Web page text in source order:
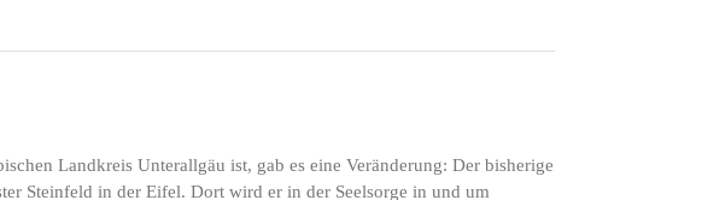
Landkreis Unterallgäu ist, gab es eine Veränderung: Der bisherige
Steinfeld in der Eifel. Dort wird er in der Seelsorge in und um